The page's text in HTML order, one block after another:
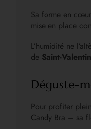
Sa forme en
mise en place
L’humidité ne
de Saint-Valentin
Déguste-
Pour profiter
Candy Bra – sa